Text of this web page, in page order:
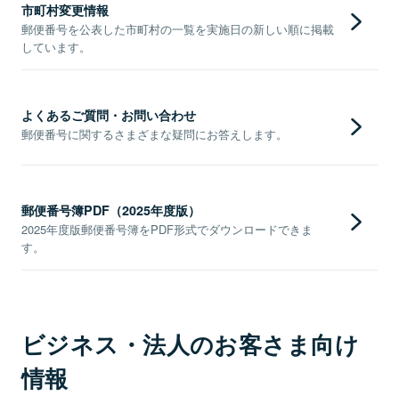
市町村変更情報
郵便番号を公表した市町村の一覧を実施日の新しい順に掲載
しています。
よくあるご質問・お問い合わせ
郵便番号に関するさまざまな疑問にお答えします。
郵便番号簿PDF（2025年度版）
2025年度版郵便番号簿をPDF形式でダウンロードできま
す。
ビジネス・法人のお客さま向け
情報